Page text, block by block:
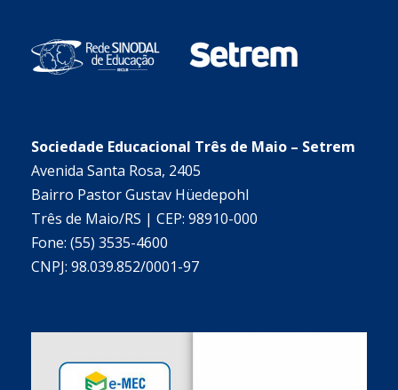
Sociedade Educacional Três de Maio – Setrem
Avenida Santa Rosa, 2405
Bairro Pastor Gustav Hüedepohl
Três de Maio/RS | CEP: 98910-000
Fone: (55) 3535-4600
CNPJ: 98.039.852/0001-97